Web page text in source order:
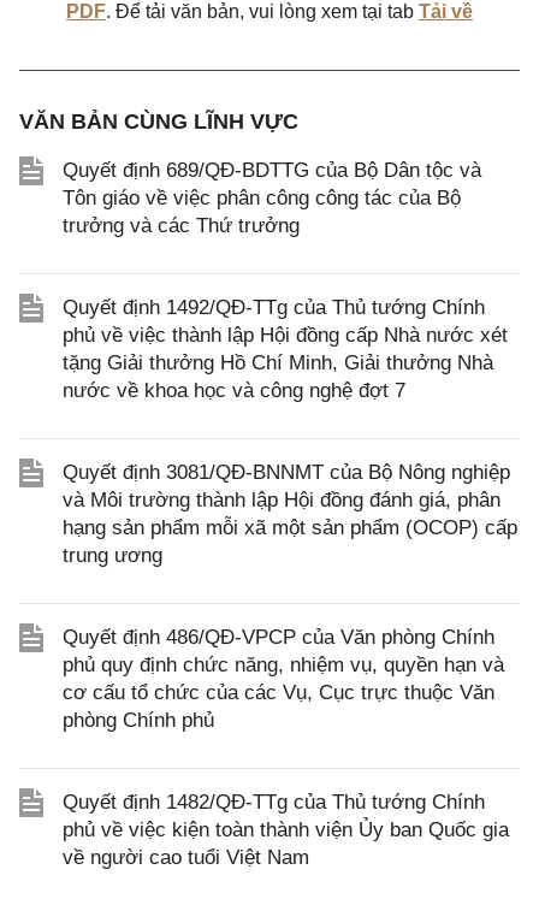
PDF. Để tải văn bản, vui lòng xem tại tab Tải về
VĂN BẢN CÙNG LĨNH VỰC
Quyết định 689/QĐ-BDTTG của Bộ Dân tộc và
Tôn giáo về việc phân công công tác của Bộ
trưởng và các Thứ trưởng
Quyết định 1492/QĐ-TTg của Thủ tướng Chính
phủ về việc thành lập Hội đồng cấp Nhà nước xét
tặng Giải thưởng Hồ Chí Minh, Giải thưởng Nhà
nước về khoa học và công nghệ đợt 7
Quyết định 3081/QĐ-BNNMT của Bộ Nông nghiệp
và Môi trường thành lập Hội đồng đánh giá, phân
hạng sản phẩm mỗi xã một sản phẩm (OCOP) cấp
trung ương
Quyết định 486/QĐ-VPCP của Văn phòng Chính
phủ quy định chức năng, nhiệm vụ, quyền hạn và
cơ cấu tổ chức của các Vụ, Cục trực thuộc Văn
phòng Chính phủ
Quyết định 1482/QĐ-TTg của Thủ tướng Chính
phủ về việc kiện toàn thành viện Ủy ban Quốc gia
về người cao tuổi Việt Nam